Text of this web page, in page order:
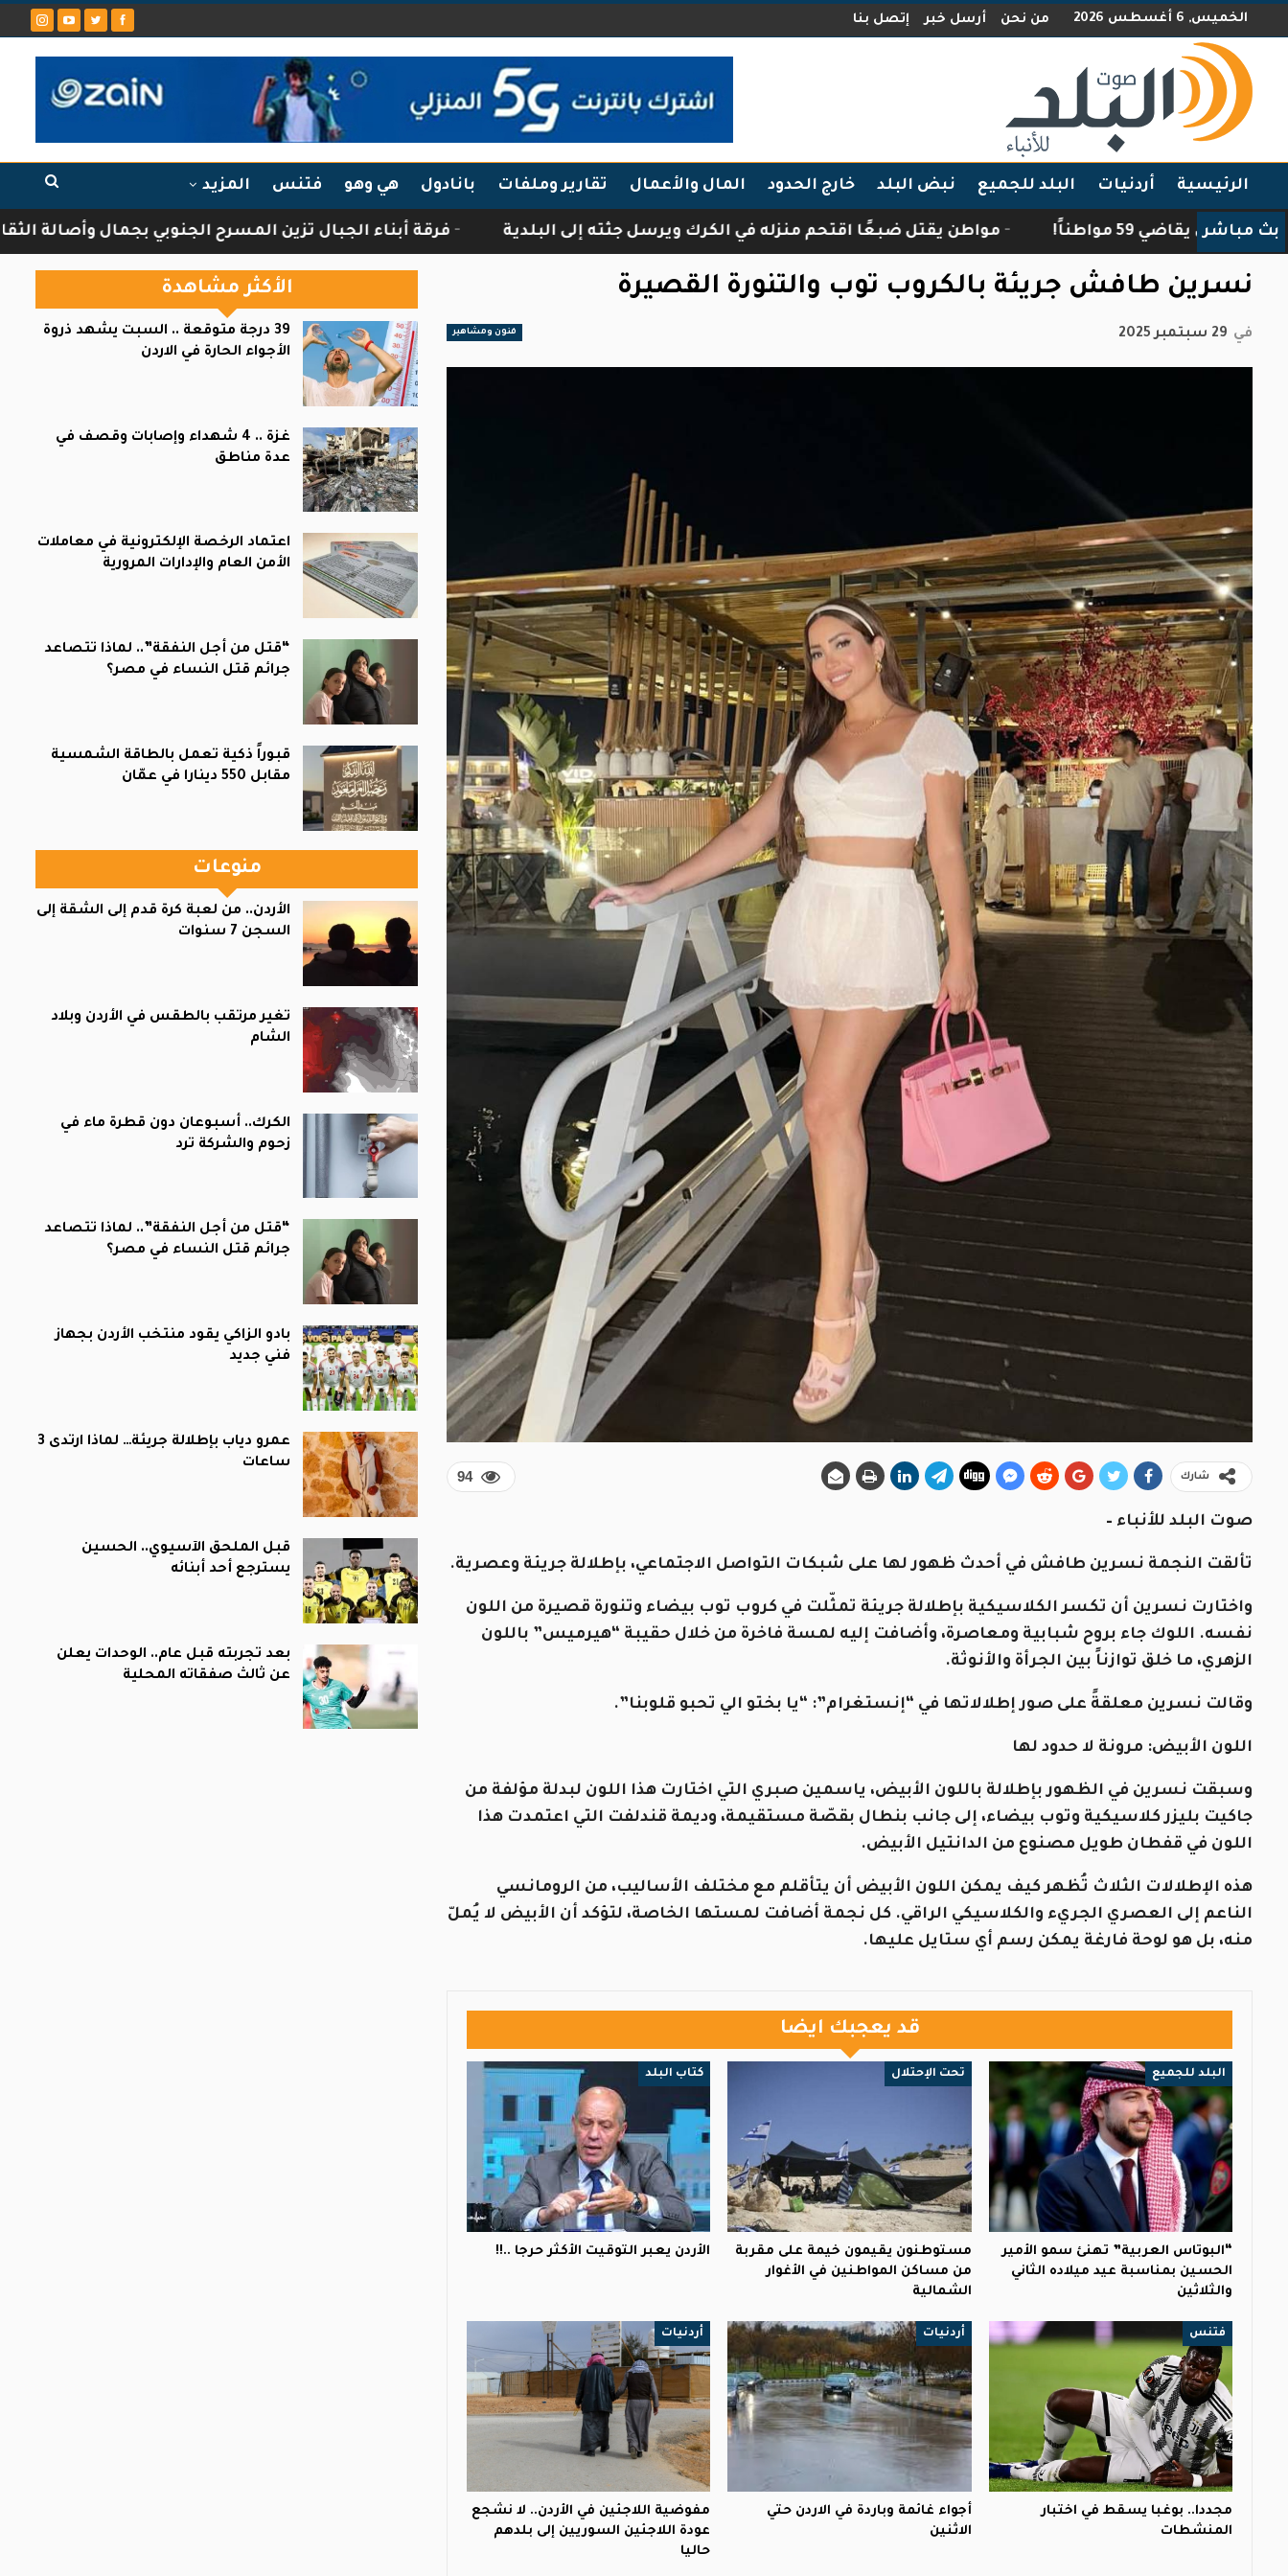
الخميس, 6 أغسطس 2026 من نحن أرسل خبر إتصل بنا
الرئيسية أردنيات البلد للجميع نبض البلد خارج الحدود المال والأعمال تقارير وملفات بانادول هي وهو فتنس المزيد
بث مباشر
مواطناً! مواطن يقتل ضبعًا اقتحم منزله في الكرك ويرسل جثته إلى البلدية فرقة أبناء الجبال تزين المسرح الجنوبي بجمال وأصالة الثقافة
نسرين طافش جريئة بالكروب توب والتنورة القصيرة
فنون ومشاهير في 29 سبتمبر 2025
94 شارك
صوت البلد للأنباء –
تألقت النجمة نسرين طافش في أحدث ظهور لها على شبكات التواصل الاجتماعي، بإطلالة جريئة وعصرية.
واختارت نسرين أن تكسر الكلاسيكية بإطلالة جريئة تمثّلت في كروب توب بيضاء وتنورة قصيرة من اللون
نفسه. اللوك جاء بروح شبابية ومعاصرة، وأضافت إليه لمسة فاخرة من خلال حقيبة “هيرميس” باللون
الزهري، ما خلق توازناً بين الجرأة والأنوثة.
وقالت نسرين معلقةً على صور إطلالاتها في “إنستغرام”: “يا بختو الي تحبو قلوبنا”.
اللون الأبيض: مرونة لا حدود لها
وسبقت نسرين في الظهور بإطلالة باللون الأبيض، ياسمين صبري التي اختارت هذا اللون لبدلة مؤلفة من
جاكيت بليزر كلاسيكية وتوب بيضاء، إلى جانب بنطال بقصّة مستقيمة، وديمة قندلفت التي اعتمدت هذا
اللون في قفطان طويل مصنوع من الدانتيل الأبيض.
هذه الإطلالات الثلاث تُظهر كيف يمكن اللون الأبيض أن يتأقلم مع مختلف الأساليب، من الرومانسي
الناعم إلى العصري الجريء والكلاسيكي الراقي. كل نجمة أضافت لمستها الخاصة، لتؤكد أن الأبيض لا يُملّ
منه، بل هو لوحة فارغة يمكن رسم أي ستايل عليها.
قد يعجبك ايضا
البلد للجميع
“البوتاس العربية” تهنئ سمو الأمير
الحسين بمناسبة عيد ميلاده الثاني
والثلاثين
تحت الإحتلال
مستوطنون يقيمون خيمة على مقربة
من مساكن المواطنين في الأغوار
الشمالية
كتاب البلد
الأردن يعبر التوقيت الأكثر حرجا ..!!
فتنس
مجددا.. بوغبا يسقط في اختبار
المنشطات
أردنيات
أجواء غائمة وباردة في الاردن حتي
الاثنين
أردنيات
مفوضية اللاجئين في الأردن.. لا نشجع
عودة اللاجئين السوريين إلى بلدهم
حاليا
الأكثر مشاهدة
39 درجة متوقعة .. السبت يشهد ذروة
الأجواء الحارة في الاردن
غزة .. 4 شهداء وإصابات وقصف في
عدة مناطق
اعتماد الرخصة الإلكترونية في معاملات
الأمن العام والإدارات المرورية
“قتل من أجل النفقة”.. لماذا تتصاعد
جرائم قتل النساء في مصر؟
قبوراً ذكية تعمل بالطاقة الشمسية
مقابل 550 دينارا في عمّان
منوعات
الأردن.. من لعبة كرة قدم إلى الشقة إلى
السجن 7 سنوات
تغير مرتقب بالطقس في الأردن وبلاد
الشام
الكرك.. أسبوعان دون قطرة ماء في
زحوم والشركة ترد
“قتل من أجل النفقة”.. لماذا تتصاعد
جرائم قتل النساء في مصر؟
بادو الزاكي يقود منتخب الأردن بجهاز
فني جديد
عمرو دياب بإطلالة جريئة… لماذا ارتدى 3
ساعات
قبل الملحق الآسيوي.. الحسين
يسترجع أحد أبنائه
بعد تجربته قبل عام.. الوحدات يعلن
عن ثالث صفقاته المحلية